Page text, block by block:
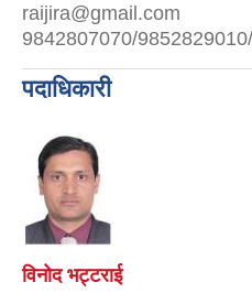
raijira@gmail.com
9842807070/
पदाधिकारी
विनोद भट्टराई